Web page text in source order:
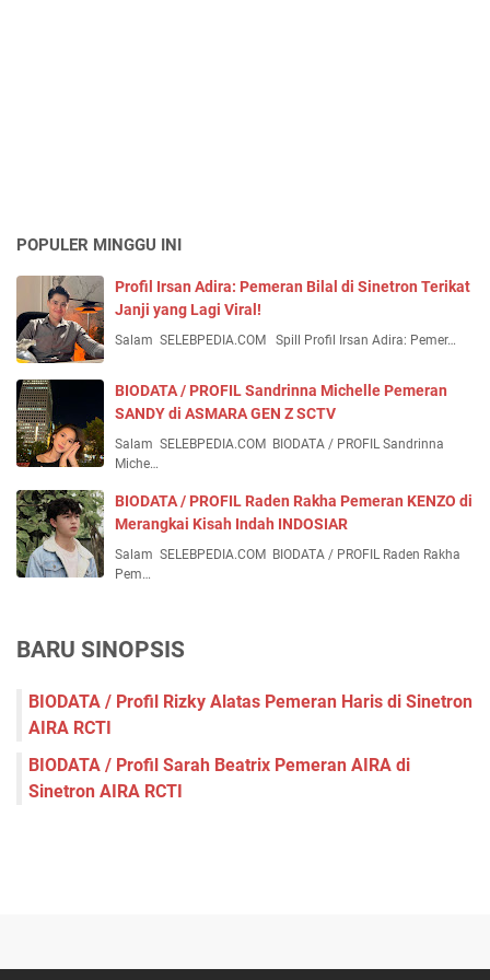
POPULER MINGGU INI
Profil Irsan Adira: Pemeran Bilal di Sinetron Terikat
Janji yang Lagi Viral!
Salam SELEBPEDIA.COM Spill Profil Irsan Adira: Pemer…
BIODATA / PROFIL Sandrinna Michelle Pemeran
SANDY di ASMARA GEN Z SCTV
Salam SELEBPEDIA.COM BIODATA / PROFIL Sandrinna
Miche…
BIODATA / PROFIL Raden Rakha Pemeran KENZO di
Merangkai Kisah Indah INDOSIAR
Salam SELEBPEDIA.COM BIODATA / PROFIL Raden Rakha
Pem…
BARU SINOPSIS
BIODATA / Profil Rizky Alatas Pemeran Haris di Sinetron
AIRA RCTI
BIODATA / Profil Sarah Beatrix Pemeran AIRA di
Sinetron AIRA RCTI